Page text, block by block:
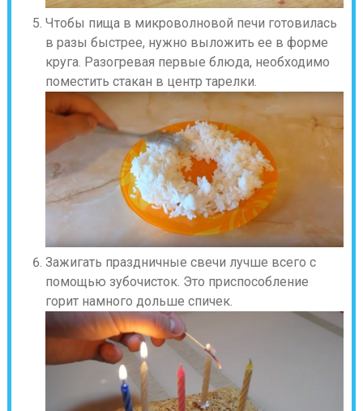
Чтобы пища в микроволновой печи готовилась
в разы быстрее, нужно выложить ее в форме
круга. Разогревая первые блюда, необходимо
поместить стакан в центр тарелки.
Зажигать праздничные свечи лучше всего с
помощью зубочисток. Это приспособление
горит намного дольше спичек.